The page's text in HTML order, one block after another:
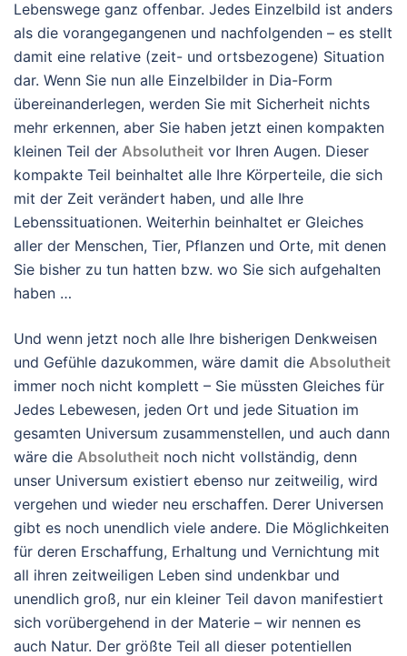
Lebenswege ganz offenbar. Jedes Einzelbild ist anders
als die vorangegangenen und nachfolgenden – es stellt
damit eine relative (zeit- und ortsbezogene) Situation
dar. Wenn Sie nun alle Einzelbilder in Dia-Form
übereinanderlegen, werden Sie mit Sicherheit nichts
mehr erkennen, aber Sie haben jetzt einen kompakten
kleinen Teil der Absolutheit vor Ihren Augen. Dieser
kompakte Teil beinhaltet alle Ihre Körperteile, die sich
mit der Zeit verändert haben, und alle Ihre
Lebenssituationen. Weiterhin beinhaltet er Gleiches
aller der Menschen, Tier, Pflanzen und Orte, mit denen
Sie bisher zu tun hatten bzw. wo Sie sich aufgehalten
haben …
Und wenn jetzt noch alle Ihre bisherigen Denkweisen
und Gefühle dazukommen, wäre damit die Absolutheit
immer noch nicht komplett – Sie müssten Gleiches für
Jedes Lebewesen, jeden Ort und jede Situation im
gesamten Universum zusammenstellen, und auch dann
wäre die Absolutheit noch nicht vollständig, denn
unser Universum existiert ebenso nur zeitweilig, wird
vergehen und wieder neu erschaffen. Derer Universen
gibt es noch unendlich viele andere. Die Möglichkeiten
für deren Erschaffung, Erhaltung und Vernichtung mit
all ihren zeitweiligen Leben sind undenkbar und
unendlich groß, nur ein kleiner Teil davon manifestiert
sich vorübergehend in der Materie – wir nennen es
auch Natur. Der größte Teil all dieser potentiellen